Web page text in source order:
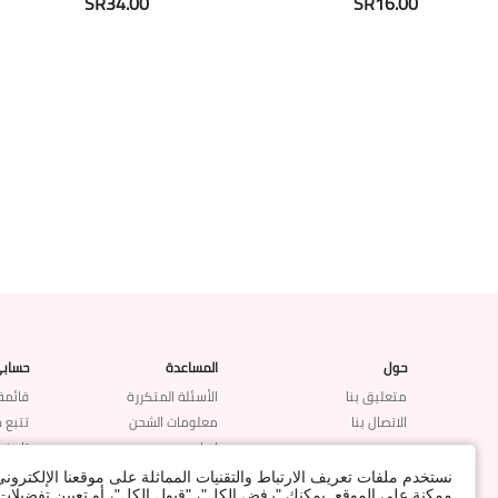
حول
متعليق بنا
الاتصال بنا
المساعدة
الأسئلة المتكررة
معلومات الشحن
إرجاع
استرداد المبلغ
#LOVEROMWE
نستخدم ملفات تعريف الارتباط والتقنيات المماثلة على موقعنا